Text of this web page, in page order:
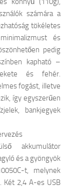
számára a
tökéletes
és
pedig
kapható –
és fehér.
fogást, illetve
így egyszerűen
bankjegyek
akkumulátor
és a gyöngyök
t, melynek
Két 2,4 A-es USB